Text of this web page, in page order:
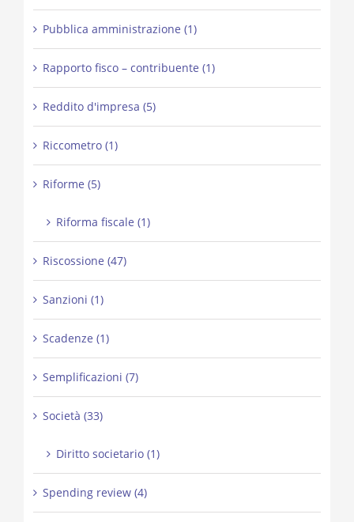
Pubblica amministrazione (1)
Rapporto fisco – contribuente (1)
Reddito d'impresa (5)
Riccometro (1)
Riforme (5)
Riforma fiscale (1)
Riscossione (47)
Sanzioni (1)
Scadenze (1)
Semplificazioni (7)
Società (33)
Diritto societario (1)
Spending review (4)